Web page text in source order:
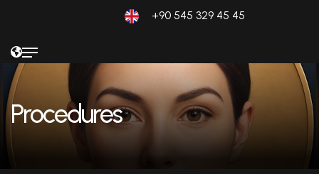
+90 545 329 45 45
Procedures